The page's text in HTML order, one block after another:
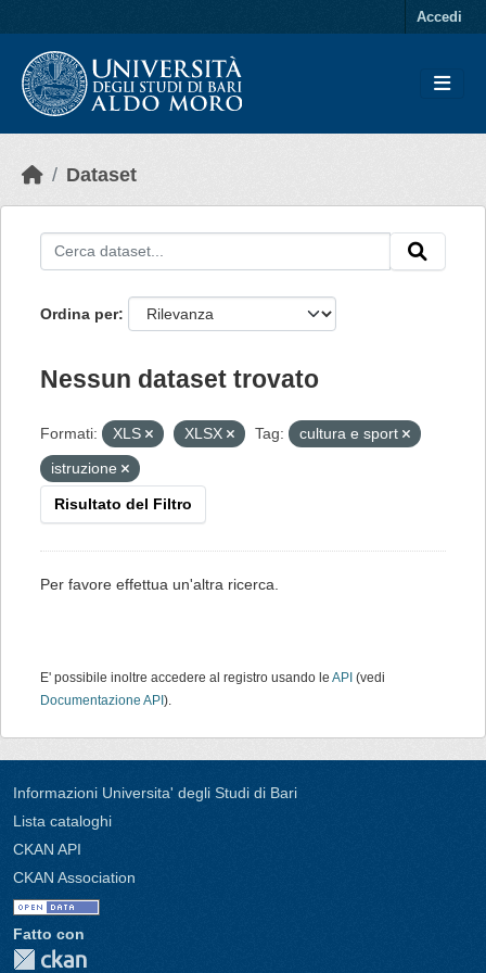
Accedi
Dataset
Ordina per
Nessun dataset trovato
Formati: XLS XLSX Tag:
cultura e sport
istruzione
Risultato del Filtro
Per favore effettua un'altra ricerca.
E' possibile inoltre accedere al registro usando le API (vedi
Documentazione API ).
Informazioni Universita' degli Studi di Bari
Lista cataloghi
CKAN API
CKAN Association
Fatto con